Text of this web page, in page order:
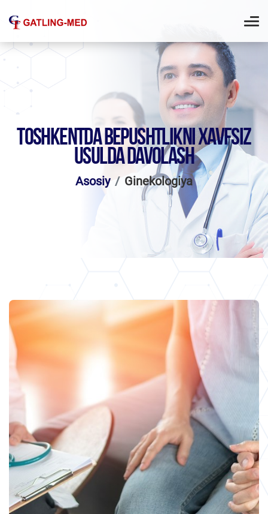
TOSHKENTDA BEPUSHTLIKNI XAVFSIZ
USULDA DAVOLASH
Asosiy Ginekologiya